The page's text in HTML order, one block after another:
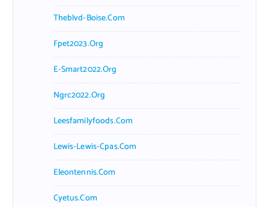
Theblvd-Boise.com
Fpet2023.org
E-Smart2022.org
Ngrc2022.org
Leesfamilyfoods.com
Lewis-Lewis-Cpas.com
Eleontennis.com
Cyetus.com